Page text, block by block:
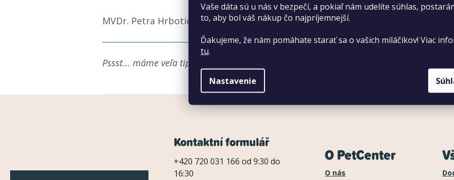
Vaše dáta sú u nás v bezpečí, a pokiaľ nám udelíte súhlas,
to, aby bol váš nákup čo najpríjemnejší.
Ďakujeme, že nám pomáhate starať sa o vašich miláčikov! Viac
tu.
Nastavenie
MVDr. Petra Hrbotická
Pssst... máme veľa tipov, ktoré nechcete minúť. a my sa
Kontaktní formulář
+420 720 031 166 od 9:30 do
16:30
O PetCenter
O nás